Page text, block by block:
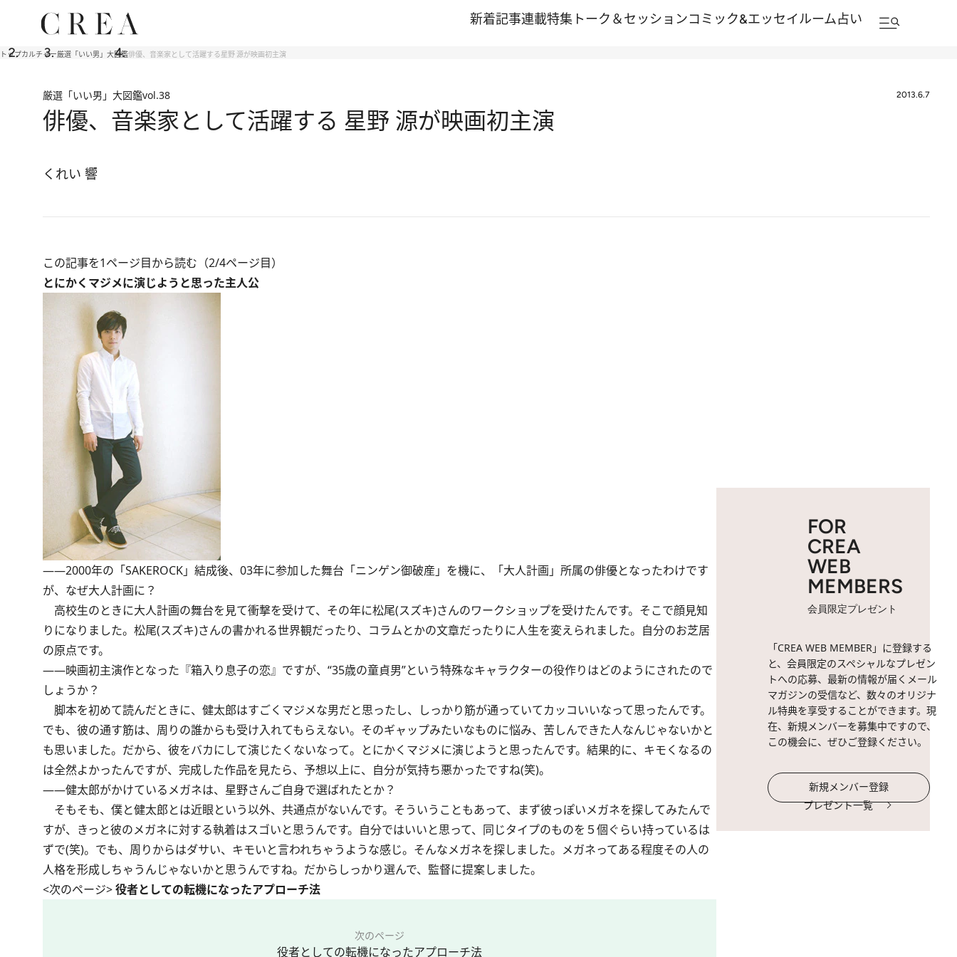
新着記事連載特集 トーク＆セッションコミック&エッセイルーム占い
トップカルチャー厳選「いい男」大図鑑俳優、音楽家として活躍する星野 源が映画初主演
厳選「いい男」大図鑑vol.38 2013.6.7
俳優、音楽家として活躍する 星野 源が映画初主演
くれい 響
この記事を1ページ目から読む（2/4ページ目）
とにかくマジメに演じようと思った主人公
――2000年の「SAKEROCK」結成後、03年に参加した舞台「ニンゲン御破産」を機に、「大人計画」所属の俳優となったわけです
が、なぜ大人計画に？
高校生のときに大人計画の舞台を見て衝撃を受けて、その年に松尾(スズキ)さんのワークショップを受けたんです。そこで顔見知
りになりました。松尾(スズキ)さんの書かれる世界観だったり、コラムとかの文章だったりに人生を変えられました。自分のお芝居
の原点です。
――映画初主演作となった『箱入り息子の恋』ですが、“35歳の童貞男”という特殊なキャラクターの役作りはどのようにされたので
しょうか？
脚本を初めて読んだときに、健太郎はすごくマジメな男だと思ったし、しっかり筋が通っていてカッコいいなって思ったんです。
でも、彼の通す筋は、周りの誰からも受け入れてもらえない。そのギャップみたいなものに悩み、苦しんできた人なんじゃないかと
も思いました。だから、彼をバカにして演じたくないなって。とにかくマジメに演じようと思ったんです。結果的に、キモくなるの
は全然よかったんですが、完成した作品を見たら、予想以上に、自分が気持ち悪かったですね(笑)。
――健太郎がかけているメガネは、星野さんご自身で選ばれたとか？
そもそも、僕と健太郎とは近眼という以外、共通点がないんです。そういうこともあって、まず彼っぽいメガネを探してみたんで
すが、きっと彼のメガネに対する執着はスゴいと思うんです。自分ではいいと思って、同じタイプのものを５個ぐらい持っているは
ずで(笑)。でも、周りからはダサい、キモいと言われちゃうような感じ。そんなメガネを探しました。メガネってある程度その人の
人格を形成しちゃうんじゃないかと思うんですね。だからしっかり選んで、監督に提案しました。
<次のページ>役者としての転機になったアプローチ法
次のページ
役者としての転機になったアプローチ法
FOR
CREA
WEB
MEMBERS
会員限定プレゼント
「CREA WEB MEMBER」に登録する
と、会員限定のスペシャルなプレゼン
トへの応募、最新の情報が届くメール
マガジンの受信など、数々のオリジナ
ル特典を享受することができます。現
在、新規メンバーを募集中ですので、
この機会に、ぜひご登録ください。
新規メンバー登録
プレゼント一覧